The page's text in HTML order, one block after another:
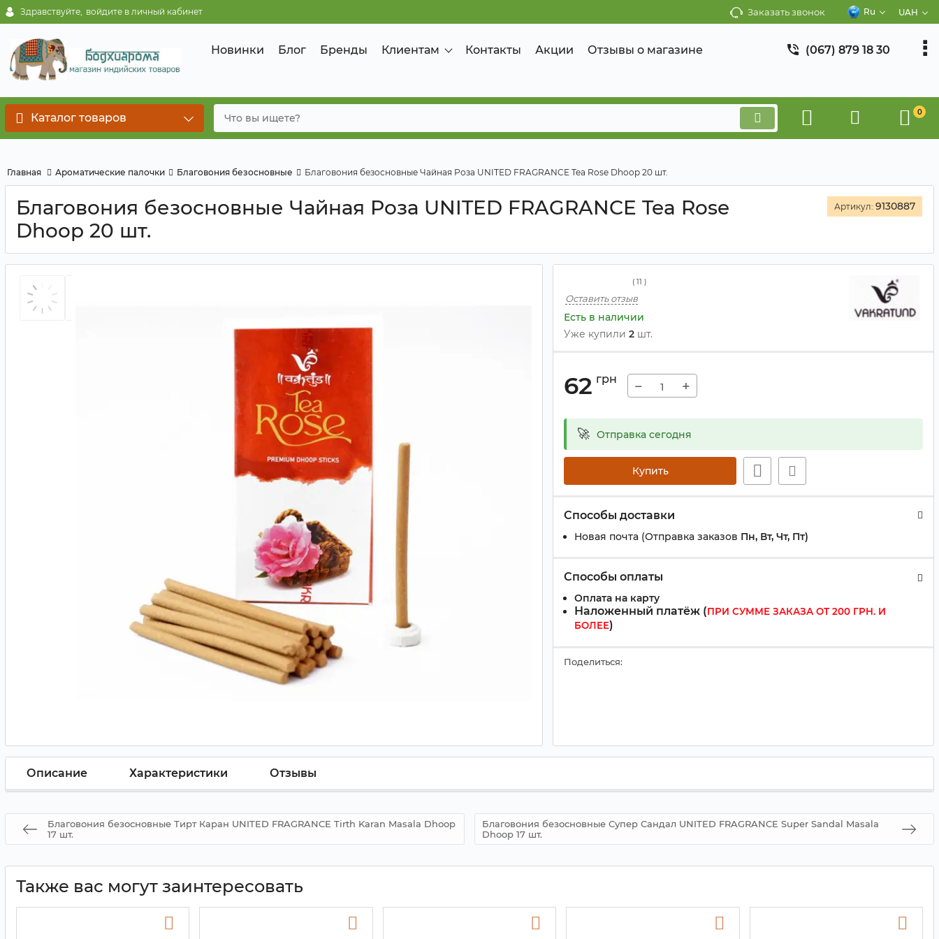
Здравствуйте, войдите в личный кабинет Заказать звонок Ru UAH
Новинки Блог Бренды Клиентам Контакты Акции Отзывы о магазине (067) 879 18 30
Каталог товаров 0
Главная Ароматические палочки Благовония безосновные Благовония безосновные Чайная Роза UNITED FRAGRANCE Tea Rose Dhoop 20 шт.
Благовония безосновные Чайная Роза UNITED FRAGRANCE Tea Rose
Dhoop 20 шт.
Артикул: 9130887
( 11 )
Оставить отзыв
Есть в наличии
Уже купили 2 шт.
62 грн − +
🚀 Отправка сегодня
Купить
Способы доставки
Новая почта (Отправка заказов Пн, Вт, Чт, Пт)
Способы оплаты
Оплата на карту
Наложенный платёж (ПРИ СУММЕ ЗАКАЗА ОТ 200 ГРН. И
БОЛЕЕ)
Поделиться:
Описание Характеристики Отзывы
Благовония безосновные Тирт Каран UNITED FRAGRANCE Tirth Karan Masala Dhoop
17 шт.
Благовония безосновные Супер Сандал UNITED FRAGRANCE Super Sandal Masala
Dhoop 17 шт.
Также вас могут заинтересовать